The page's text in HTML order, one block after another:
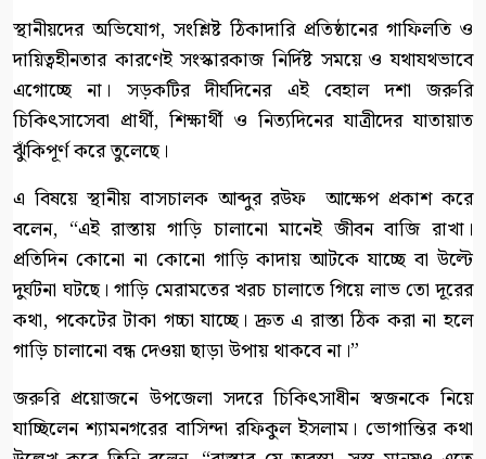
​স্থানীয়দের অভিযোগ, সংশ্লিষ্ট ঠিকাদারি প্রতিষ্ঠানের গাফিলতি ও
দায়িত্বহীনতার কারণেই সংস্কারকাজ নির্দিষ্ট সময়ে ও যথাযথভাবে
এগোচ্ছে না। সড়কটির দীর্ঘদিনের এই বেহাল দশা জরুরি
চিকিৎসাসেবা প্রার্থী, শিক্ষার্থী ও নিত্যদিনের যাত্রীদের যাতায়াত
ঝুঁকিপূর্ণ করে তুলেছে।
​এ বিষয়ে স্থানীয় বাসচালক আব্দুর রউফ আক্ষেপ প্রকাশ করে
বলেন, “এই রাস্তায় গাড়ি চালানো মানেই জীবন বাজি রাখা।
প্রতিদিন কোনো না কোনো গাড়ি কাদায় আটকে যাচ্ছে বা উল্টে
দুর্ঘটনা ঘটছে। গাড়ি মেরামতের খরচ চালাতে গিয়ে লাভ তো দূরের
কথা, পকেটের টাকা গচ্চা যাচ্ছে। দ্রুত এ রাস্তা ঠিক করা না হলে
গাড়ি চালানো বন্ধ দেওয়া ছাড়া উপায় থাকবে না।”
​জরুরি প্রয়োজনে উপজেলা সদরে চিকিৎসাধীন স্বজনকে নিয়ে
যাচ্ছিলেন শ্যামনগরের বাসিন্দা রফিকুল ইসলাম। ভোগান্তির কথা